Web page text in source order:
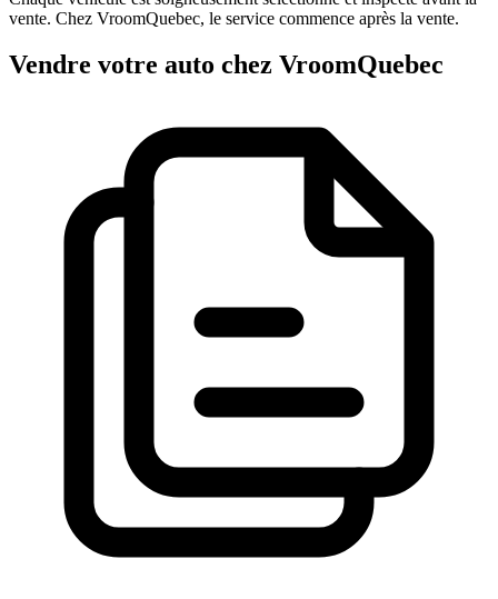
vente. Chez VroomQuebec, le service commence après la vente.
Vendre votre auto chez VroomQuebec